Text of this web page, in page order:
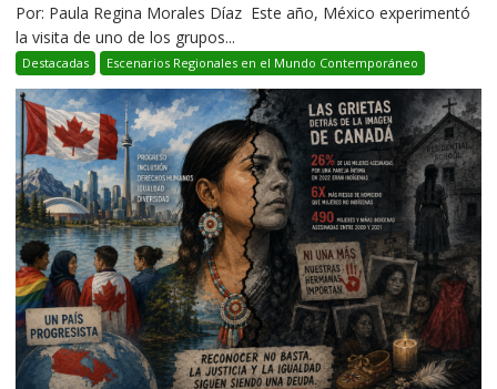
Por: Paula Regina Morales Díaz Este año, México experimentó
la visita de uno de los grupos...
Destacadas Escenarios Regionales en el Mundo Contemporáneo